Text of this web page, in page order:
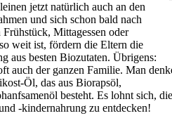
jetzt natürlich auch an den
und sich schon bald nach
Mittagessen oder
weit ist, fördern die Eltern die
aus besten Biozutaten. Übrigens:
auch der ganzen Familie. Man
Öl, das aus Biorapsöl,
besteht. Es lohnt sich, die
-kindernahrung zu entdecken!